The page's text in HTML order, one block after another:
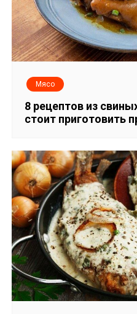
Мясо
8 рецептов из
стоит приготовить